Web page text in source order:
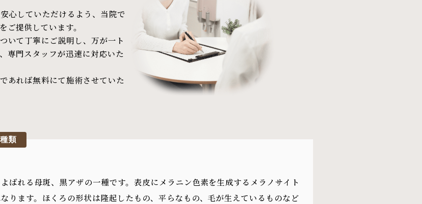
心していただけるよう、当院で
ご提供しています。
いて丁寧にご説明し、万が一ト
専門スタッフが迅速に対応いた
あれば無料にて施術させていた
類
ばれる母斑、黒アザの一種です。表皮にメラニン色素を生成するメラノサイト
ります。ほくろの形状は隆起したもの、平らなもの、毛が生えているものなど